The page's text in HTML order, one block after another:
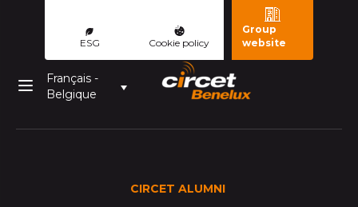
Français -
Belgique
ESG Cookie policy
Group
website
CIRCET ALUMNI